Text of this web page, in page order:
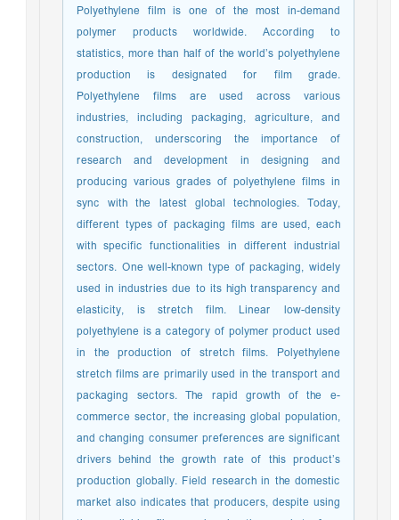
Polyethylene film is one of the most in-demand
polymer products worldwide. According to
statistics, more than half of the world’s polyethylene
production is designated for film grade.
Polyethylene films are used across various
industries, including packaging, agriculture, and
construction, underscoring the importance of
research and development in designing and
producing various grades of polyethylene films in
sync with the latest global technologies. Today,
different types of packaging films are used, each
with specific functionalities in different industrial
sectors. One well-known type of packaging, widely
used in industries due to its high transparency and
elasticity, is stretch film. Linear low-density
polyethylene is a category of polymer product used
in the production of stretch films. Polyethylene
stretch films are primarily used in the transport and
packaging sectors. The rapid growth of the e-
commerce sector, the increasing global population,
and changing consumer preferences are significant
drivers behind the growth rate of this product’s
production globally. Field research in the domestic
market also indicates that producers, despite using